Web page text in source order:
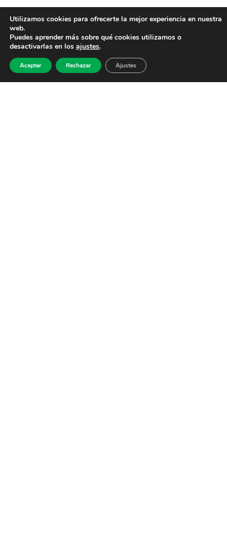
Utilizamos cookies para ofrecerte la mejor experiencia en nuestra
web.
Puedes aprender más sobre qué cookies utilizamos o
desactivarlas en los ajustes.
Aceptar Rechazar Ajustes